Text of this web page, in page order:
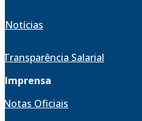
Notícias
Transparência Salarial
Imprensa
Notas Oficiais